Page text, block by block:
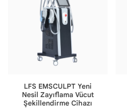
LFS EMSCULPT Yeni
Nesil Zayıflama Vücut
Şekillendirme Cihazı